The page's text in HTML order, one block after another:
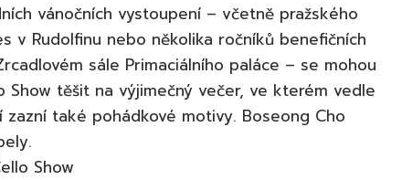
vánočních vystoupení – včetně pražského
v Rudolfinu nebo několika ročníků benefičních
sále Primaciálního paláce – se mohou
Show těšit na výjimečný večer, ve kterém vedle
zazní také pohádkové motivy. Boseong Cho
Show